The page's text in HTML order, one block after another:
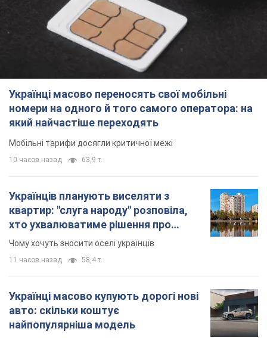
Українці масово переносять свої мобільні
номери на одного й того самого оператора: на
який найчастіше переходять
Мобільні тарифи досягли критичної межі
10 часов назад 63,9 т.
Українців планують виселяти з
квартир: "слуга народу" розповіла,
хто ухвалюватиме рішення про
знесення будинків
Чому хочуть зносити оселі українців
11 часов назад 58,4 т.
Українці масово купують дорогі нові
авто: скільки коштує
найпопулярніша модель